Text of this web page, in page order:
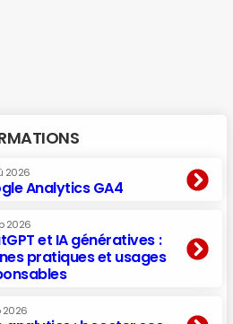
2026
Analytics GA4
2026
et IA génératives :
pratiques et usages
2026